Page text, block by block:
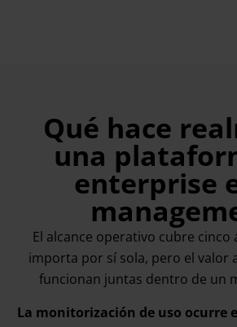
Qué hace
una
enterprise
El alcance operativo cubre cinco
importa por sí sola, pero el valor
funcionan juntas dentro de un
La monitorización de uso ocurre